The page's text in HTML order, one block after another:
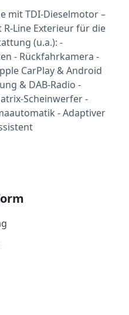
mit TDI-Dieselmotor –
Line Exterieur für die
(u.a.): -
- Rückfahrkamera -
CarPlay & Android
& DAB-Radio -
Scheinwerfer -
- Adaptiver